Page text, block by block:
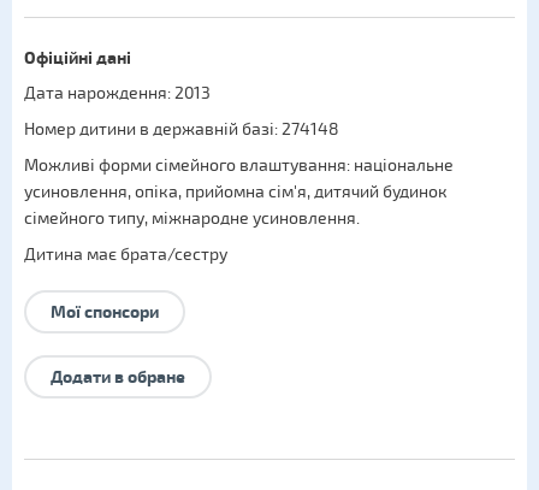
Офіційні дані
Дата нарождення: 2013
Номер дитини в державній базі: 274148
Можливі форми сімейного влаштування: національне
усиновлення,опіка, прийомна сім'я,дитячий будинок
сімейного типу, міжнародне усиновлення.
Дитина має брата/сестру
Мої спонсори
Додати в обране